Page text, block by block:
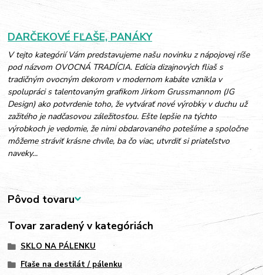
DARČEKOVÉ FĽAŠE, PANÁKY
V tejto kategórií Vám predstavujeme našu novinku z nápojovej ríše
pod názvom OVOCNÁ TRADÍCIA. Edícia dizajnových fliaš s
tradičným ovocným dekorom v modernom kabáte vznikla v
spolupráci s talentovaným grafikom Jirkom Grussmannom (JG
Design) ako potvrdenie toho, že vytvárať nové výrobky v duchu už
zažitého je nadčasovou záležitosťou. Ešte lepšie na týchto
výrobkoch je vedomie, že nimi obdarovaného potešíme a spoločne
môžeme stráviť krásne chvíle, ba čo viac, utvrdiť si priateľstvo
naveky...
Pôvod tovaru
Tovar zaradený v kategóriách
SKLO NA PÁLENKU
Fľaše na destilát / pálenku